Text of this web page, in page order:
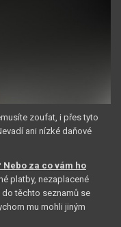
zoufat, i přes tyto
ani nízké daňové
Nebo za co vám ho
platby, nezaplacené
do těchto seznamů se
mu mohli jiným